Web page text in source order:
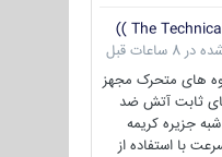
در 8 ساعات قبل
متحرک مجهز
ثابت آتش ضد
جزیره کریمه
با استفاده از